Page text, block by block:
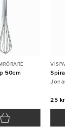
50cm
VISPAR &
Jonas
25 kr/st